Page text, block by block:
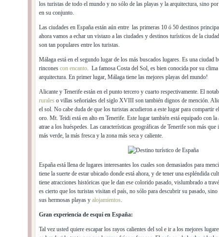
los turistas de todo el mundo y no sólo de las playas y la arquitectura, sino
en su conjunto.
Las ciudades en España están aún entre las primeras 10 ó 50 destinos
ahora vamos a echar un vistazo a las ciudades y destinos turísticos de la
son tan populares entre los turistas.
Málaga está en el segundo lugar de los más buscados lugares. Es una ciudad
rincones con encanto. La famosa Costa del Sol, es bien conocida por su
arquitectura. En primer lugar, Málaga tiene las mejores playas del mundo!
Alicante y Tenerife están en el punto tercero y cuarto respectivamente. El
rurales o villas señoriales del siglo XVIII son también dignos de mención.
el sol. No cabe duda de que los turistas acudieron a este lugar para compartir
oro. Mt. Teidi está en alto en Tenerife. Este lugar también está equipado con
atrae a los huéspedes. Las características geográficas de Tenerife son más que
más verde, la más fresca y la zona más seca y caliente.
España está llena de lugares interesantes los cuales son demasiados para
tiene la suerte de estar ubicado donde está ahora, y de tener una espléndida
tiene atracciones históricas que le dan ese colorido pasado, vislumbrado a
es cierto que los turistas visitan el país, no sólo para descubrir su pasado,
sus hermosas playas y alojamientos.
Gran experiencia de esquí en España:
Tal vez usted quiere escapar los rayos calientes del sol e ir a los mejores